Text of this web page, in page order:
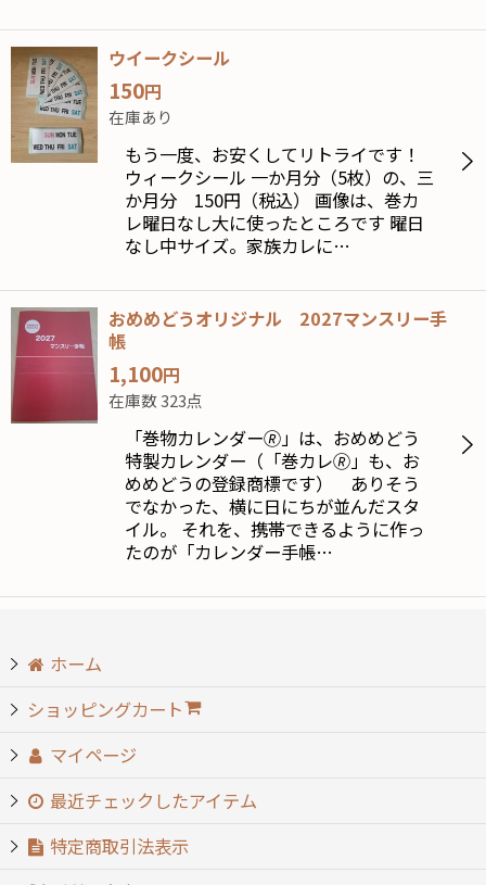
ウイークシール
150円
在庫あり
もう一度、お安くしてリトライです！
ウィークシール 一か月分（5枚）の、三
か月分 150円（税込） 画像は、巻カ
レ曜日なし大に使ったところです 曜日
なし中サイズ。家族カレに…
おめめどうオリジナル 2027マンスリー手
帳
1,100円
在庫数 323点
「巻物カレンダー🄬」は、おめめどう
特製カレンダー（「巻カレ🄬」も、お
めめどうの登録商標です） ありそう
でなかった、横に日にちが並んだスタ
イル。 それを、携帯できるように作っ
たのが「カレンダー手帳…
ホーム
ショッピングカート
マイページ
最近チェックしたアイテム
特定商取引法表示